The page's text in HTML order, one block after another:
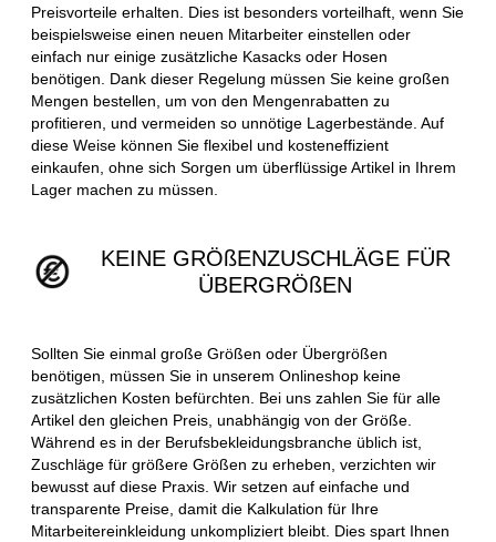
Preisvorteile erhalten. Dies ist besonders vorteilhaft, wenn Sie
beispielsweise einen neuen Mitarbeiter einstellen oder
einfach nur einige zusätzliche Kasacks oder Hosen
benötigen. Dank dieser Regelung müssen Sie keine großen
Mengen bestellen, um von den Mengenrabatten zu
profitieren, und vermeiden so unnötige Lagerbestände. Auf
diese Weise können Sie flexibel und kosteneffizient
einkaufen, ohne sich Sorgen um überflüssige Artikel in Ihrem
Lager machen zu müssen.
KEINE GRÖßENZUSCHLÄGE FÜR
ÜBERGRÖßEN
Sollten Sie einmal große Größen oder Übergrößen
benötigen, müssen Sie in unserem Onlineshop keine
zusätzlichen Kosten befürchten. Bei uns zahlen Sie für alle
Artikel den gleichen Preis, unabhängig von der Größe.
Während es in der Berufsbekleidungsbranche üblich ist,
Zuschläge für größere Größen zu erheben, verzichten wir
bewusst auf diese Praxis. Wir setzen auf einfache und
transparente Preise, damit die Kalkulation für Ihre
Mitarbeitereinkleidung unkompliziert bleibt. Dies spart Ihnen